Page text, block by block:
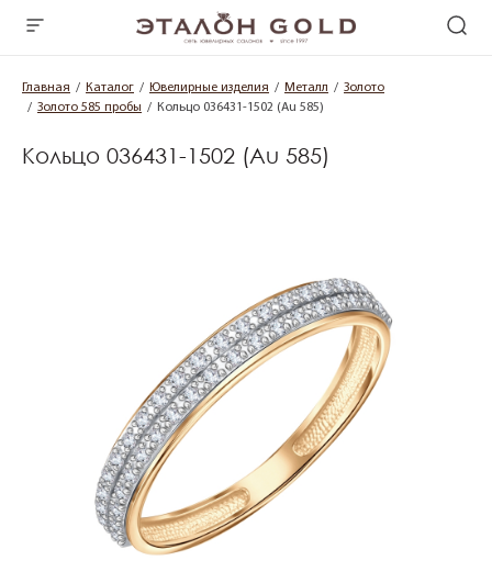
Главная Каталог Ювелирные изделия Металл
Золото
Золото 585 пробы
Кольцо 036431-1502 (Au 585)
Кольцо 036431-1502 (Au 585)